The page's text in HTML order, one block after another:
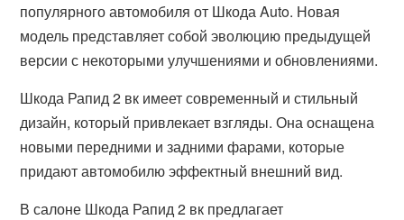
популярного автомобиля от Шкода Auto. Новая
модель представляет собой эволюцию предыдущей
версии с некоторыми улучшениями и обновлениями.
Шкода Рапид 2 вк имеет современный и стильный
дизайн, который привлекает взгляды. Она оснащена
новыми передними и задними фарами, которые
придают автомобилю эффектный внешний вид.
В салоне Шкода Рапид 2 вк предлагает